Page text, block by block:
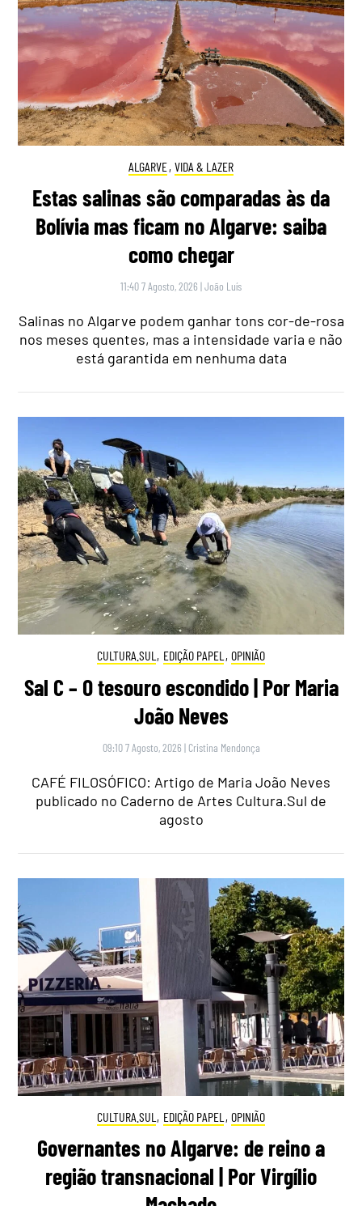
ALGARVE, VIDA & LAZER
Estas salinas são comparadas às da
Bolívia mas ficam no Algarve: saiba
como chegar
11:40 7 Agosto, 2026 |João Luís
Salinas no Algarve podem ganhar tons cor-de-rosa
nos meses quentes, mas a intensidade varia e não
está garantida em nenhuma data
CULTURA.SUL , EDIÇÃO PAPEL , OPINIÃO
Sal C – O tesouro escondido | Por Maria
João Neves
09:10 7 Agosto, 2026 | Cristina Mendonça
CAFÉ FILOSÓFICO: Artigo de Maria João Neves
publicado no Caderno de Artes Cultura.Sul de
agosto
CULTURA.SUL , EDIÇÃO PAPEL , OPINIÃO
Governantes no Algarve: de reino a
região transnacional | Por Virgílio